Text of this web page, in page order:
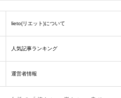
lieto(リエット)について
人気記事ランキング
運営者情報